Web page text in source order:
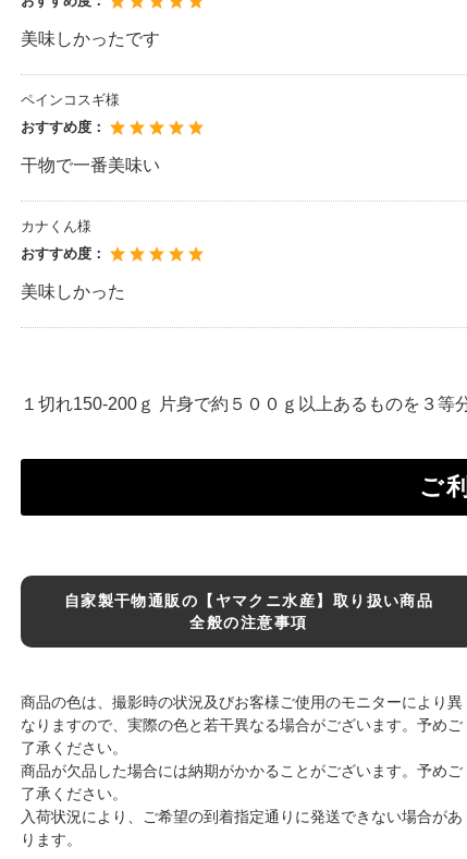
美味しかったです
ペインコスギ様
おすすめ度：
干物で一番美味い
カナくん様
おすすめ度：
美味しかった
１切れ150-200ｇ 片身で約５００ｇ以上あるものを３等
ご
自家製干物通販の【ヤマクニ水産】取り扱い商品
全般の注意事項
商品の色は、撮影時の状況及びお客様ご使用のモニターにより異
なりますので、実際の色と若干異なる場合がございます。予めご
了承ください。
商品が欠品した場合には納期がかかることがございます。予めご
了承ください。
入荷状況により、ご希望の到着指定通りに発送できない場合があ
ります。